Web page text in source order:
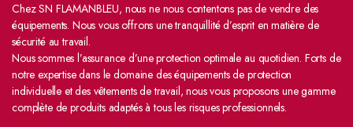
Chez SN FLAMANBLEU, nous ne nous contentons pas de vendre des
équipements. Nous vous offrons une tranquillité d’esprit en matière de
sécurité au travail.
Nous sommes l’assurance d’une protection optimale au quotidien. Forts de
notre expertise dans le domaine des équipements de protection
individuelle et des vêtements de travail, nous vous proposons une gamme
complète de produits adaptés à tous les risques professionnels.